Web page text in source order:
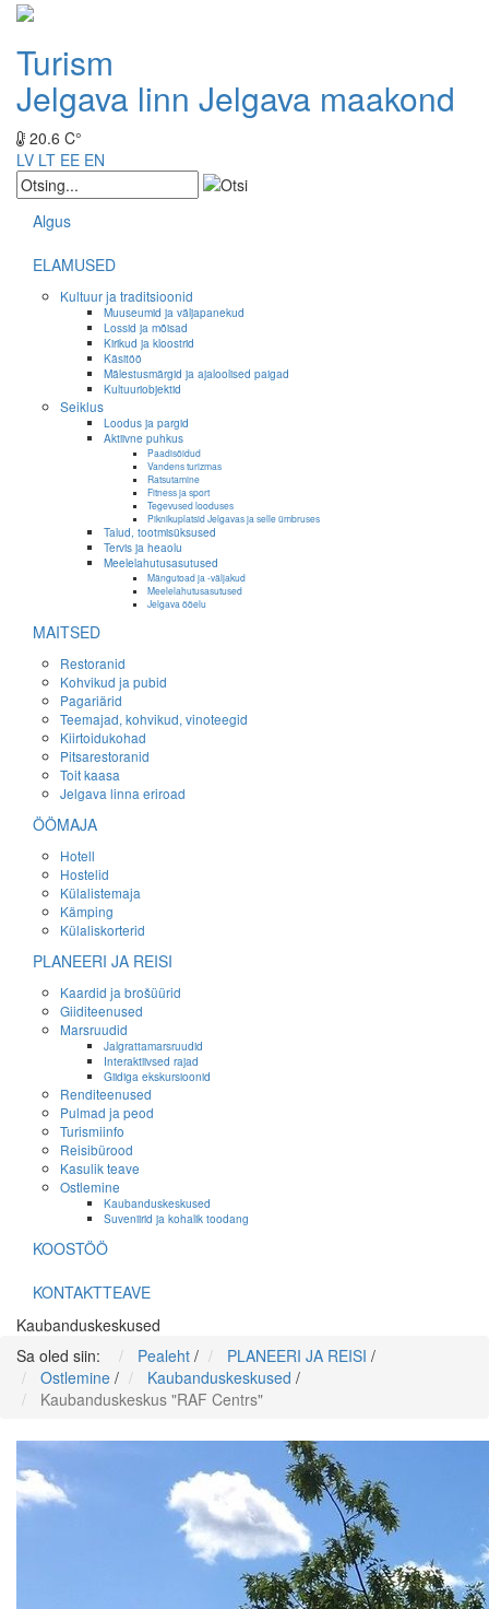
Turism
Jelgava linn Jelgava maakond
20.6 C°
LV LT EE EN
Algus
ELAMUSED
Kultuur ja traditsioonid
Muuseumid ja väljapanekud
Lossid ja mõisad
Kirikud ja kloostrid
Käsitöö
Mälestusmärgid ja ajaloolised paigad
Kultuuriobjektid
Seiklus
Loodus ja pargid
Aktiivne puhkus
Paadisõidud
Vandens turizmas
Ratsutamine
Fitness ja sport
Tegevused looduses
Piknikuplatsid Jelgavas ja selle ümbruses
Talud, tootmisüksused
Tervis ja heaolu
Meelelahutusasutused
Mängutoad ja -väljakud
Meelelahutusasutused
Jelgava ööelu
MAITSED
Restoranid
Kohvikud ja pubid
Pagariärid
Teemajad, kohvikud, vinoteegid
Kiirtoidukohad
Pitsarestoranid
Toit kaasa
Jelgava linna eriroad
ÖÖMAJA
Hotell
Hostelid
Külalistemaja
Kämping
Külaliskorterid
PLANEERI JA REISI
Kaardid ja brošüürid
Giiditeenused
Marsruudid
Jalgrattamarsruudid
Interaktiivsed rajad
Giidiga ekskursioonid
Renditeenused
Pulmad ja peod
Turismiinfo
Reisibürood
Kasulik teave
Ostlemine
Kaubanduskeskused
Suveniirid ja kohalik toodang
KOOSTÖÖ
KONTAKTTEAVE
Kaubanduskeskused
Sa oled siin:
Pealeht / PLANEERI JA REISI /
Ostlemine / Kaubanduskeskused /
Kaubanduskeskus "RAF Centrs"